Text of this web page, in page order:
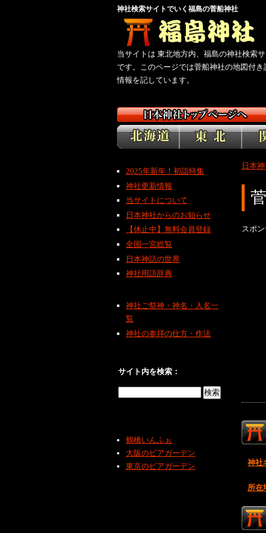
神社検索サイトでいく福島の菅船神社
当サイトは 東北地方内、福島の神社検索
です。このページでは菅船神社の地図付き
情報を記しています。
日本
スポ
神社
所在
2025年新年！初詣特集
神社更新情報
当サイトについて
日本神社からのお知らせ
【休止中】無料会員登録
全国一宮総覧
日本神話の世界
神社用語辞典
神社ご祭神・神名・人名一
覧
神社の参拝の仕方・作法
サイト内を検索：
鶴橋いんふぉ
大阪のビアガーデン
東京のビアガーデン